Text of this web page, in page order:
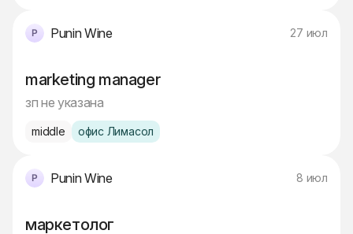
Punin Wine 27 июл
marketing manager
зп не указана
middle офис Лимасол
Punin Wine 8 июл
маркетолог